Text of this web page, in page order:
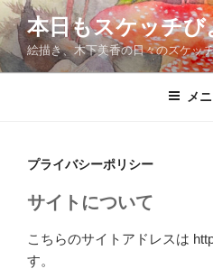
コ
ン
テ
ン
本日もスケッチび
絵描き、木下美香の日々のスケッ
メ
プライバシーポリシー
サイトについて
こちらのサイトアドレスは
す。